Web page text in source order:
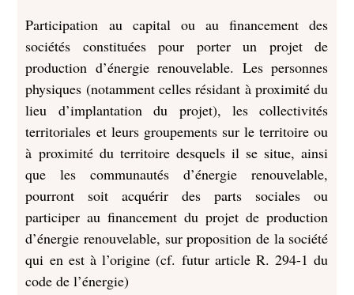
Participation au capital ou au financement des
sociétés constituées pour porter un projet de
production d’énergie renouvelable. Les personnes
physiques (notamment celles résidant à proximité du
lieu d’implantation du projet), les collectivités
territoriales et leurs groupements sur le territoire ou
à proximité du territoire desquels il se situe, ainsi
que les communautés d’énergie renouvelable,
pourront soit acquérir des parts sociales ou
participer au financement du projet de production
d’énergie renouvelable, sur proposition de la société
qui en est à l’origine (cf. futur article R. 294-1 du
code de l’énergie)